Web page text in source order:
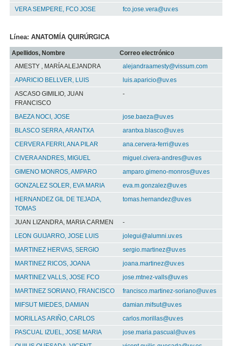
VERA SEMPERE, FCO JOSE
fco.jose.vera@uv.es
Línea: ANATOMÍA QUIRÚRGICA
Apellidos, Nombre
Correo electrónico
AMESTY , MARÍA ALEJANDRA
alejandraamesty@vissum.com
APARICIO BELLVER, LUIS
luis.aparicio@uv.es
ASCASO GIMILIO, JUAN
FRANCISCO
-
BAEZA NOCI, JOSE
jose.baeza@uv.es
BLASCO SERRA, ARANTXA
arantxa.blasco@uv.es
CERVERA FERRI, ANA PILAR
ana.cervera-ferri@uv.es
CIVERA ANDRES, MIGUEL
miguel.civera-andres@uv.es
GIMENO MONROS, AMPARO
amparo.gimeno-monros@uv.es
GONZALEZ SOLER, EVA MARIA
eva.m.gonzalez@uv.es
HERNANDEZ GIL DE TEJADA,
TOMAS
tomas.hernandez@uv.es
JUAN LIZANDRA, MARIA CARMEN
-
LEON GUIJARRO, JOSE LUIS
jolegui@alumni.uv.es
MARTINEZ HERVAS, SERGIO
sergio.martinez@uv.es
MARTINEZ RICOS, JOANA
joana.martinez@uv.es
MARTINEZ VALLS, JOSE FCO
jose.mtnez-valls@uv.es
MARTINEZ SORIANO, FRANCISCO
francisco.martinez-soriano@uv.es
MIFSUT MIEDES, DAMIAN
damian.mifsut@uv.es
MORILLAS ARIÑO, CARLOS
carlos.morillas@uv.es
PASCUAL IZUEL, JOSE MARIA
jose.maria.pascual@uv.es